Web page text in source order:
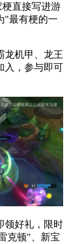
直接写进游
"最有梗的一
机甲、龙王
入，参与即可
好礼，限时
克顿"、新宝